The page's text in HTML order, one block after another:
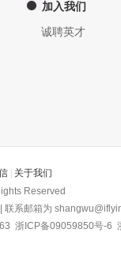
加入我们
诚聘英才
关于我们
Reserved
联系邮箱为
浙ICP备09059850号-6